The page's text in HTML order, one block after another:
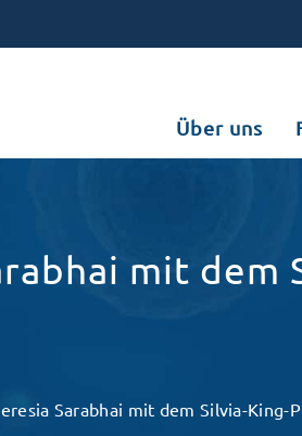
Über uns
mit dem
Sarabhai mit dem Silvia-King-